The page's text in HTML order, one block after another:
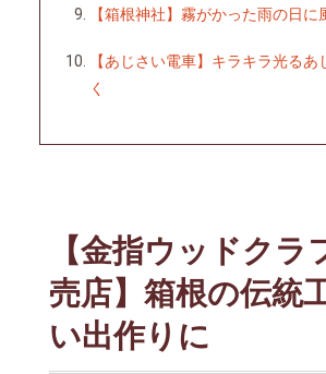
【箱根神社】霧がかった雨の日に
【あじさい電車】キラキラ光るあ
く
【金指ウッドクラ
売店】箱根の伝統
い出作りに